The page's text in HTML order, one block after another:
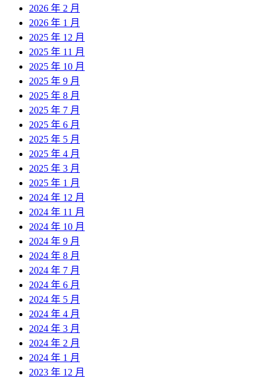
2026 年 2 月
2026 年 1 月
2025 年 12 月
2025 年 11 月
2025 年 10 月
2025 年 9 月
2025 年 8 月
2025 年 7 月
2025 年 6 月
2025 年 5 月
2025 年 4 月
2025 年 3 月
2025 年 1 月
2024 年 12 月
2024 年 11 月
2024 年 10 月
2024 年 9 月
2024 年 8 月
2024 年 7 月
2024 年 6 月
2024 年 5 月
2024 年 4 月
2024 年 3 月
2024 年 2 月
2024 年 1 月
2023 年 12 月